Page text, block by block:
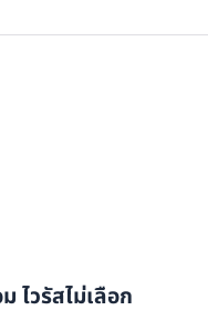
ไวรัสไม่เลือก